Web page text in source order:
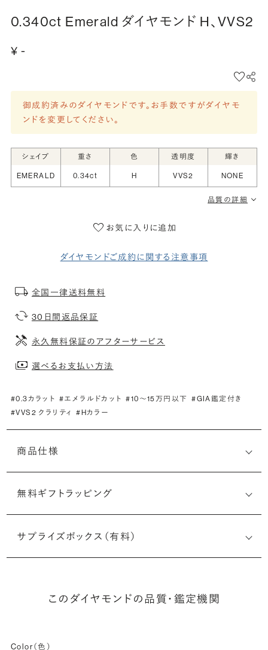
0.340ct Emerald ダイヤモンド H、VVS2
¥ -
御成約済みのダイヤモンドです。お手数ですがダイヤモ
ンドを変更してください。
シェイプ 重さ 色 透明度 輝き
EMERALD 0.34ct H VVS2 NONE
品質の詳細
お気に入りに追加
ダイヤモンドご成約に関する注意事項
全国一律送料無料
30日間返品保証
永久無料保証のアフターサービス
選べるお支払い方法
#0.3カラット #エメラルドカット #10〜15万円以下 #GIA鑑定付き
#VVS2 クラリティ
#Hカラー
商品仕様
無料ギフトラッピング
サプライズボックス（有料）
このダイヤモンドの品質・鑑定機関
Color（色）